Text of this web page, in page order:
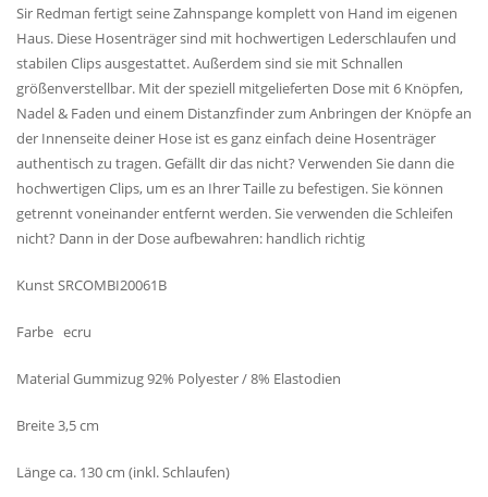
Sir Redman fertigt seine Zahnspange komplett von Hand im eigenen
Haus. Diese Hosenträger sind mit hochwertigen Lederschlaufen und
stabilen Clips ausgestattet. Außerdem sind sie mit Schnallen
größenverstellbar. Mit der speziell mitgelieferten Dose mit 6 Knöpfen,
Nadel & Faden und einem Distanzfinder zum Anbringen der Knöpfe an
der Innenseite deiner Hose ist es ganz einfach deine Hosenträger
authentisch zu tragen. Gefällt dir das nicht? Verwenden Sie dann die
hochwertigen Clips, um es an Ihrer Taille zu befestigen. Sie können
getrennt voneinander entfernt werden. Sie verwenden die Schleifen
nicht? Dann in der Dose aufbewahren: handlich richtig
Kunst SRCOMBI20061B
Farbe ecru
Material Gummizug 92% Polyester / 8% Elastodien
Breite 3,5 cm
Länge ca. 130 cm (inkl. Schlaufen)